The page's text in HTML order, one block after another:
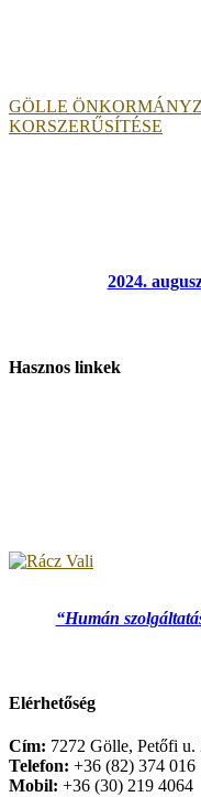
GÖLLE
KORSZERŰSÍTÉSE
2024.
Hasznos linkek
“Humán
Elérhetőség
Cím: 7272 Gölle, Petőfi u.
Telefon: +36 (82) 374 016
Mobil: +36 (30) 219 4064